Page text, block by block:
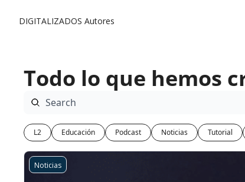
DIGITALIZADOS Autores
Todo lo que hemos
L2 Educación Podcast Noticias Tutorial
Noticias